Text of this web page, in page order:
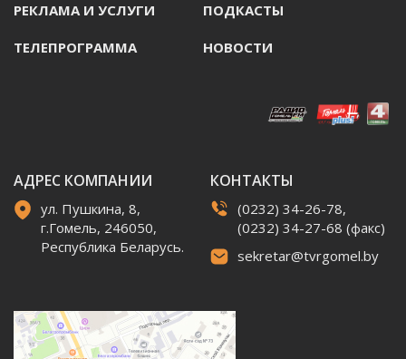
РЕКЛАМА И УСЛУГИ ПОДКАСТЫ
ТЕЛЕПРОГРАММА НОВОСТИ
АДРЕС КОМПАНИИ
ул. Пушкина, 8,
г.Гомель, 246050,
Республика Беларусь.
КОНТАКТЫ
(0232) 34-26-78,
(0232) 34-27-68 (факс)
sekretar@tvrgomel.by